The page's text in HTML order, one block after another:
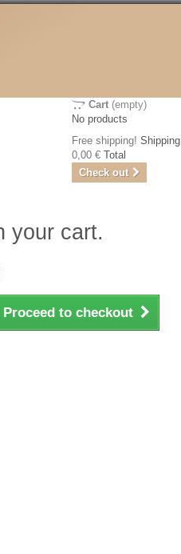
Cart (empty)
No products
Free shipping! Shipping
0,00 € Total
Check out
your cart.
Proceed to checkout